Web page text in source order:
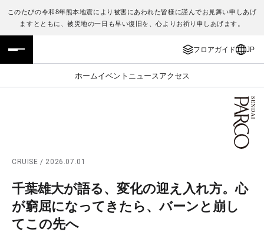
このたびの令和8年熊本地震により被害にあわれた皆様に謹んでお見舞い申しあげ
ますとともに、被災地の一日も早い復旧を、心よりお祈り申しあげます。
フロアガイド JP
ホームイベント ニュース アクセス
フロアガイド
施設案内・アクセス
PARCOメンバーズ
ENGLISH
繁体字
CRUISE / 2026.07.01
千葉雄大が語る、変化の迎え入れ方。心
が窮屈になってきたら、バーンと崩し
てこの先へ